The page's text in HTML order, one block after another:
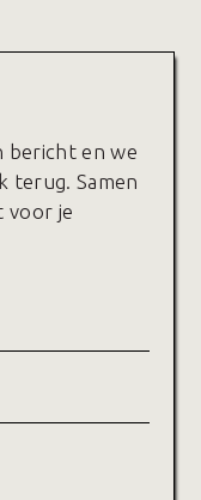
bericht en we
terug. Samen
voor je